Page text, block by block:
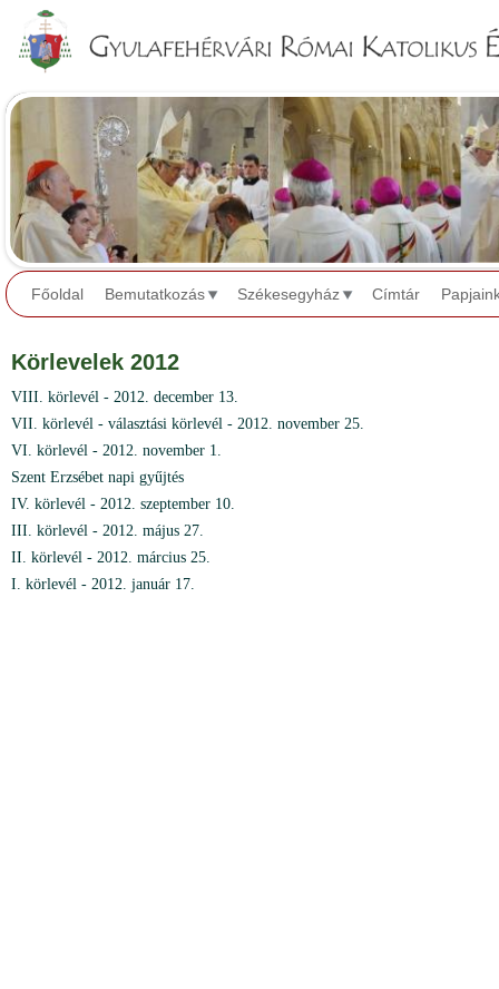
Főoldal Bemutatkozás Székesegyház Címtár
Körlevelek 2012
VIII. körlevél - 2012. december 13.
VII. körlevél - választási körlevél - 2012. november 25.
VI. körlevél - 2012. november 1.
Szent Erzsébet napi gyűjtés
IV. körlevél - 2012. szeptember 10.
III. körlevél - 2012. május 27.
II. körlevél - 2012. március 25.
I. körlevél - 2012. január 17.